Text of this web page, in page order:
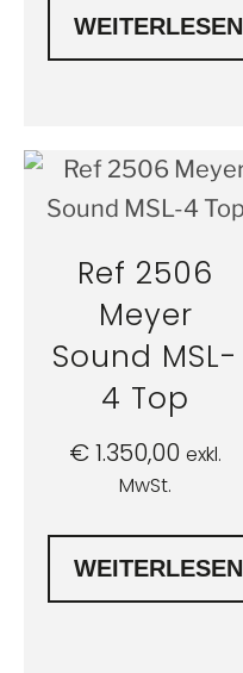
WEITERLESEN
Ref 2506
Meyer
Sound MSL-
4 Top
€1.350,00 exkl.
MwSt.
WEITERLESEN